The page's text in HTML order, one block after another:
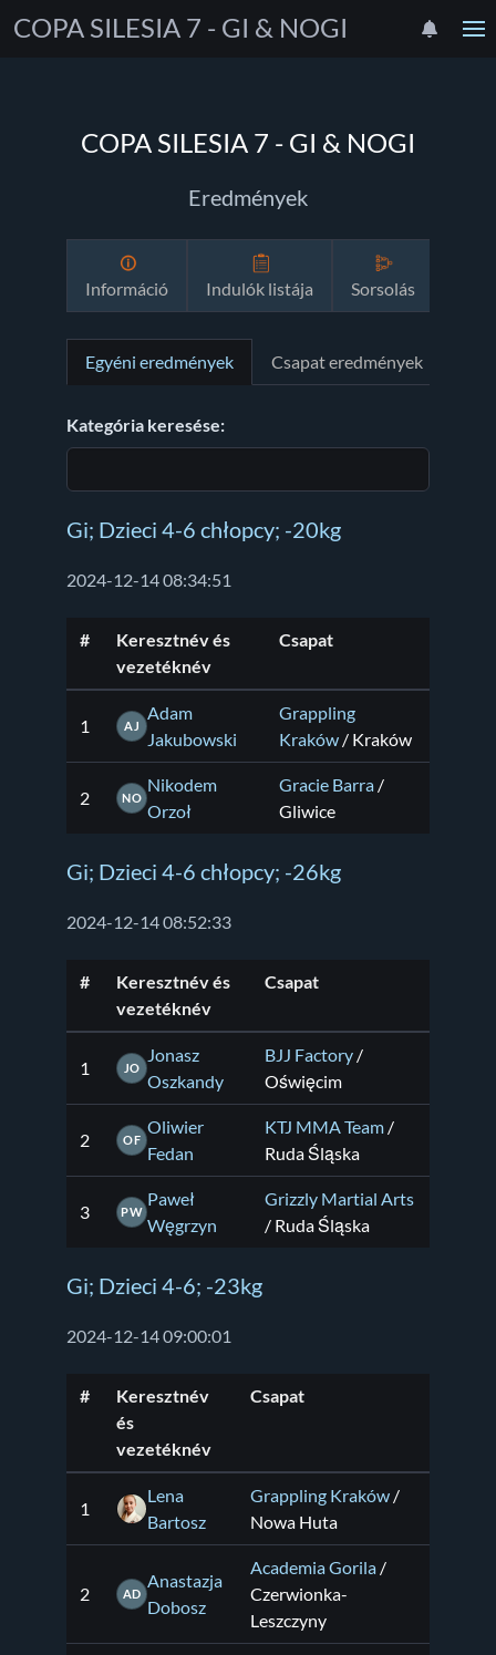
COPA SILESIA 7 - GI & NOGI
COPA SILESIA 7 - GI & NOGI
Eredmények
Információ Indulók listája Sorsolás
Egyéni eredmények Csapat eredmények
Kategória keresése:
Gi; Dzieci 4-6 chłopcy; -20kg
2024-12-14 08:34:51
#
Keresztnév és
vezetéknév
Csapat
1 AJ
Adam
Jakubowski
Grappling
Kraków / Kraków
2 NO
Nikodem
Orzoł
Gracie Barra /
Gliwice
Gi; Dzieci 4-6 chłopcy; -26kg
2024-12-14 08:52:33
#
Keresztnév és
vezetéknév
Csapat
1 JO
Jonasz
Oszkandy
BJJ Factory /
Oświęcim
2 OF
Oliwier
Fedan
KTJ MMA Team /
Ruda Śląska
3 PW
Paweł
Węgrzyn
Grizzly Martial Arts
/ Ruda Śląska
Gi; Dzieci 4-6; -23kg
2024-12-14 09:00:01
#
Keresztnév
és
vezetéknév
Csapat
1
Lena
Bartosz
Grappling Kraków /
Nowa Huta
2 AD
Anastazja
Dobosz
Academia Gorila /
Czerwionka-
Leszczyny